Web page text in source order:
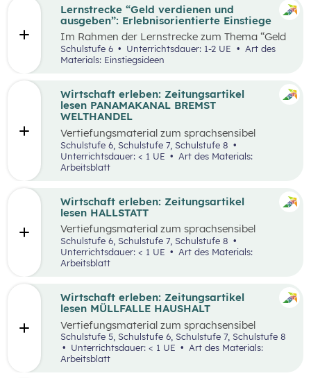
Konsum auseinander. Außerdem gibt es zwei
Bonus-Inhalte zu den Themen „Das kostenlose
Handy“ und „Geld-Typ“.
Lernstrecke “Geld verdienen und
ausgeben”: Erlebnisorientierte Einstiege
Im Rahmen der Lernstrecke zum Thema “Geld
verdienen und ausgeben”, werden drei mögliche
Einstiegsideen vorgestellt. Diese Vorschläge
Erlebnisse konzipiert, um die Schüler:innen
aktiv in den Lernprozess einzubinden.
Schulstufe 6 Unterrichtsdauer: 1-2 UE
Art des
Materials: Einstiegsideen
Wirtschaft erleben: Zeitungsartikel
lesen PANAMAKANAL BREMST
WELTHANDEL
Vertiefungsmaterial zum sprachsensibel
aufbereiteten Zeitungsartikel “Panamakanal
bremst Welthandel”.
Schulstufe 6, Schulstufe 7, Schulstufe 8
Unterrichtsdauer: < 1 UE
Arbeitsblatt
Wirtschaft erleben: Zeitungsartikel
lesen HALLSTATT
Vertiefungsmaterial zum sprachsensibel
aufbereiteten Zeitungsartikel “Hallstatt geht
über, Hallstätter gehen unter”.
Schulstufe 6, Schulstufe 7, Schulstufe 8
Unterrichtsdauer: < 1 UE
Arbeitsblatt
Wirtschaft erleben: Zeitungsartikel
lesen MÜLLFALLE HAUSHALT
Vertiefungsmaterial zum sprachsensibel
aufbereiteten Zeitungsartikel “Müllfalle
Haushalt”.
Schulstufe 5, Schulstufe 6, Schulstufe 7, Schulstufe 8
Unterrichtsdauer: < 1 UE
Art des Materials:
Arbeitsblatt